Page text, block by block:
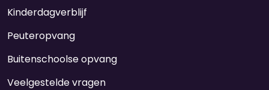
Kinderdagverblijf
Peuteropvang
Buitenschoolse opvang
Veelgestelde vragen